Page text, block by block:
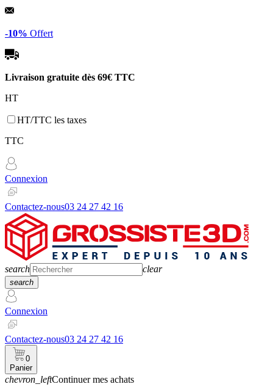
Panneau de gestion des cookies
-10% Offert
Livraison gratuite dès 69€ TTC
HT
HT/TTC les taxes
TTC
Connexion
Contactez-nous03 24 27 42 16
search clear
search
Connexion
Contactez-nous03 24 27 42 16
0
Panier
chevron_leftContinuer mes achats